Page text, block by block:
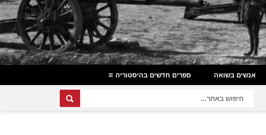
אנשים בשואה ספרים חדשים בהיסטוריה